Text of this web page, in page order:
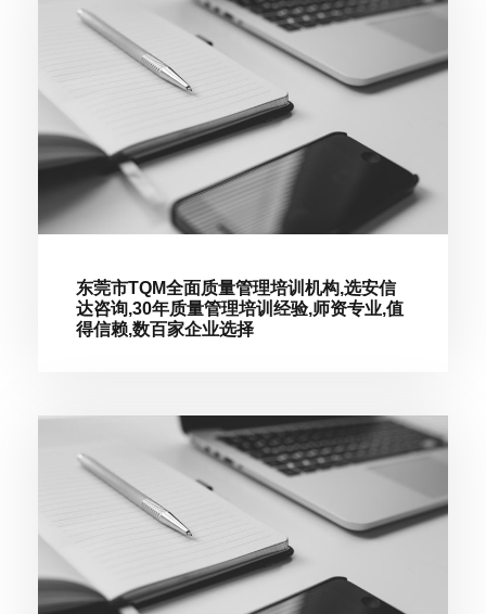
东莞市TQM全面质量管理培训机构,选安信
达咨询,30年质量管理培训经验,师资专业,值
得信赖,数百家企业选择